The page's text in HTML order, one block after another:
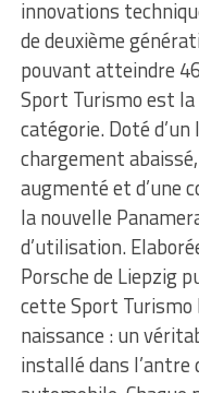
innovations
de deuxième
pouvant atteindre
Sport Turismo est
catégorie. Doté d’un
chargement
augmenté et d’une
la nouvelle
d’utilisation.
Porsche de Liepzig
cette Sport Turismo
naissance : un
installé dans l’antre